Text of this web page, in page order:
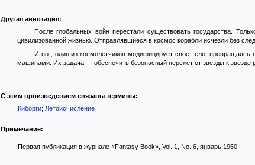
Другая аннотация:
После глобальных войн перестали существовать государства.
цивилизованной жизнью. Отправлявшиеся в космос корабли исчезли без
И вот, один из космолетчиков модифицирует свое тело,
машинами. Их задача — обеспечить безопасный перелет от звезды к
С этим произведением связаны термины:
Киборги; Летоисчисление
Примечание:
Первая публикация в журнале «Fantasy Book», Vol. 1, No. 6, январь 1950.